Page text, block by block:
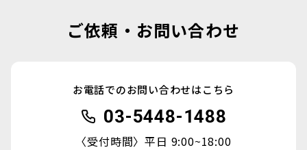
ご依頼・お問い合わせ
お電話でのお問い合わせはこちら
03-5448-1488
〈受付時間〉平日 9:00~18:00